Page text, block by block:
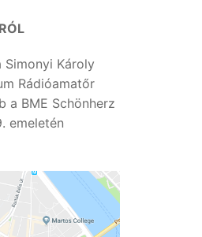
Simonyi Károly
Rádióamatőr
a BME Schönherz
emeletén